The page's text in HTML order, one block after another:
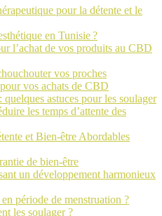
pour la détente et le
en Tunisie ?
l’achat de vos produits au CBD
vos proches
vos achats de CBD
astuces pour les soulager
les temps d’attente des
et Bien-être Abordables
de bien-être
un développement harmonieux
période de menstruation ?
les soulager ?